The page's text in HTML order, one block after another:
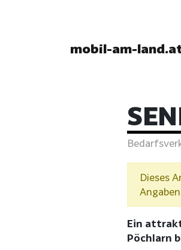
mobil-am-
Dieses
Ein
Pöchlarn